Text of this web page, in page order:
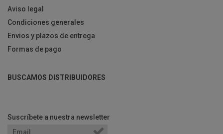
Aviso legal
Condiciones generales
Envios y plazos de entrega
Formas de pago
BUSCAMOS DISTRIBUIDORES
Suscríbete a nuestra newsletter